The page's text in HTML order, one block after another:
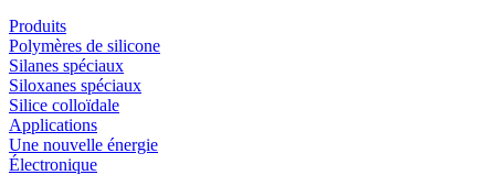
Produits
Polymères de silicone
Silanes spéciaux
Siloxanes spéciaux
Silice colloïdale
Applications
Une nouvelle énergie
Électronique